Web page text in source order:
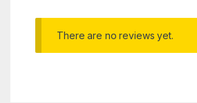
There are no reviews yet.